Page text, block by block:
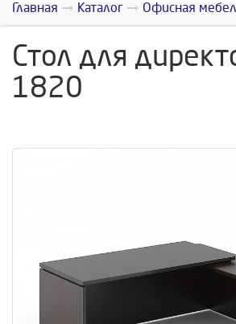
Главная Каталог Офисная
Стол для
1820